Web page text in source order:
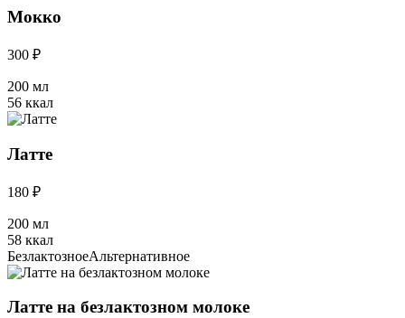
Мокко
300 ₽
200 мл
56 ккал
Латте
180 ₽
200 мл
58 ккал
БезлактозноеАльтернативное
Латте на безлактозном молоке